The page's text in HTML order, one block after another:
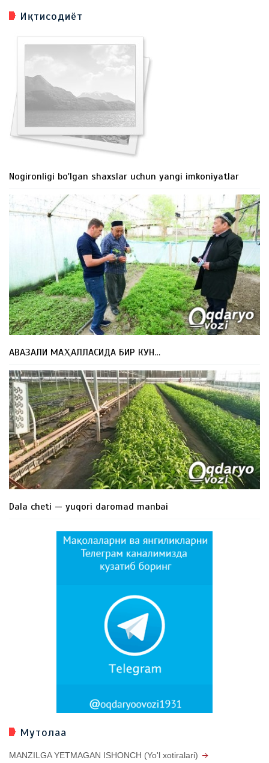
Иқтисодиёт
Nogironligi bo'lgan shaxslar uchun yangi imkoniyatlar
АВАЗАЛИ МАҲАЛЛАСИДА БИР КУН…
Dala cheti — yuqori daromad manbai
Мутолаа
MANZILGA YETMAGAN ISHONCH (Yo'l xotiralari)